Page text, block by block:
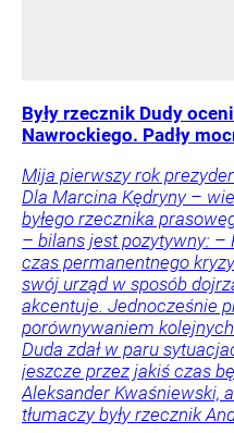
Były rzecznik Dudy
Nawrockiego. Padły
Mija pierwszy rok
Dla Marcina Kędryny –
byłego rzecznika
– bilans jest pozytywny:
czas permanentnego
swój urząd w sposób
akcentuje. Jednocześnie
porównywaniem
Duda zdał w paru
jeszcze przez jakiś czas
Aleksander Kwaśniewski,
tłumaczy były rzecznik